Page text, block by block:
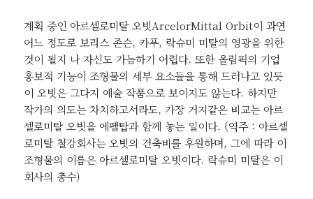
계획 중인 아르셀로미탈 오빗ArcelorMittal Orbit이 과연
어느 정도로 보리스 존슨, 카푸, 락슈미 미탈의 영광을 위한
것이 될지 나 자신도 가늠하기 어렵다. 또한 올림픽의 기업
홍보적 기능이 조형물의 세부 요소들을 통해 드러나고 있듯
이 오빗은 그다지 예술 작품으로 보이지도 않는다. 하지만
작가의 의도는 차치하고서라도, 가장 거지같은 비교는 아르
셀로미탈 오빗을 에펠탑과 함께 놓는 일이다. (역주 : 아르셀
로미탈 철강회사는 오빗의 건축비를 후원하며, 그에 따라 이
조형물의 이름은 아르셀로미탈 오빗이다. 락슈미 미탈은 이
회사의 총수)